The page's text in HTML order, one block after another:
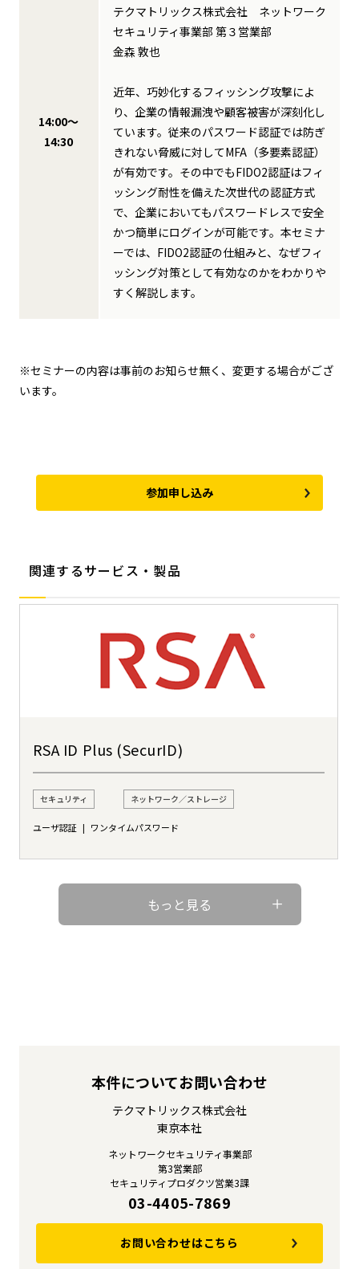
14:00～
14:30
テクマトリックス株式会社 ネットワーク
セキュリティ事業部 第３営業部
金森 敦也
近年、巧妙化するフィッシング攻撃によ
り、企業の情報漏洩や顧客被害が深刻化し
ています。従来のパスワード認証では防ぎ
きれない脅威に対してMFA（多要素認証）
が有効です。その中でもFIDO2認証はフィ
ッシング耐性を備えた次世代の認証方式
で、企業においてもパスワードレスで安全
かつ簡単にログインが可能です。本セミナ
ーでは、FIDO2認証の仕組みと、なぜフィ
ッシング対策として有効なのかをわかりや
すく解説します。
※セミナーの内容は事前のお知らせ無く、変更する場合がござ
います。
参加申し込み
関連するサービス・製品
RSA ID Plus (SecurID)
セキュリティ ネットワーク／ストレージ
ユーザ認証 ワンタイムパスワード
もっと見る
本件についてお問い合わせ
テクマトリックス株式会社
東京本社
ネットワークセキュリティ事業部
第3営業部
セキュリティプロダクツ営業3課
03-4405-7869
お問い合わせはこちら